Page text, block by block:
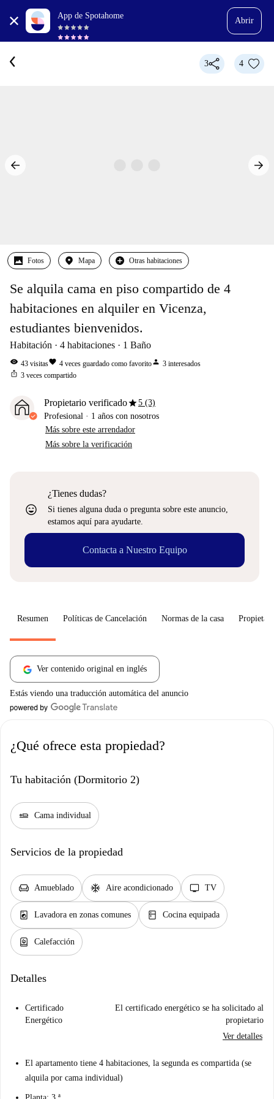
App de Spotahome
Abrir
3 4
Fotos Mapa Otras habitaciones
Se alquila cama en piso compartido de 4
habitaciones en alquiler en Vicenza,
estudiantes bienvenidos.
Habitación 4 habitaciones 1 Baño
visibility 43 visitasfavorite 4 veces guardado como favoritoperson 3 interesados
ios_share 3 veces compartido
Propietario verificadostar5 (3)
Profesional · 1 años con nosotros
Más sobre este arrendador
Más sobre la verificación
sentiment_very_satisfied
¿Tienes dudas?
Si tienes alguna duda o pregunta sobre este anuncio,
estamos aquí para ayudarte.
Contacta a Nuestro Equipo
Resumen Políticas de Cancelación Normas de la casa
Ver contenido original en inglés
Estás viendo una traducción automática del anuncio
¿Qué ofrece esta propiedad?
Tu habitación (Dormitorio 2)
airline_seat_flat Cama individual
Servicios de la propiedad
chair Amueblado ac_unit Aire acondicionado tv TV
local_laundry_service Lavadora en zonas comunes kitchen Cocina equipada
water_heater Calefacción
Detalles
Certificado
Energético
El certificado energético se ha solicitado al
propietario
Ver detalles
El apartamento tiene 4 habitaciones, la segunda es compartida (se
alquila por cama individual)